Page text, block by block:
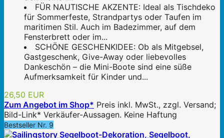
FÜR NAUTISCHE AKZENTE: Ideal als Tischdeko
für Sommerfeste, Strandpartys oder Taufen im
maritimen Stil. Auch im Badezimmer, auf dem
Fensterbrett oder im...
SCHÖNE GESCHENKIDEE: Ob als Mitgebsel,
Gastgeschenk, Give-Away oder liebevolles
Dankeschön – die Mini-Boote sind eine süße
Aufmerksamkeit für Kinder und...
26,50 EUR
Zum Angebot im Shop* Preis inkl. MwSt., zzgl. Versand;
Bild-Link* Verkäufer-Aussagen. Keine Haftung
Bestseller Nr. 9